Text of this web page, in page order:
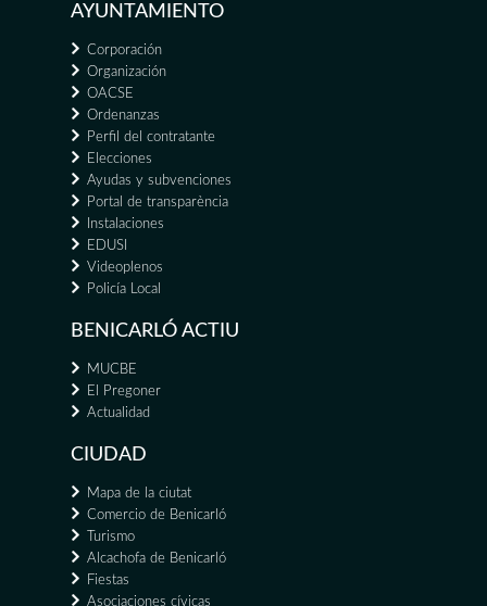
AYUNTAMIENTO
Corporación
Organización
OACSE
Ordenanzas
Perfil del contratante
Elecciones
Ayudas y subvenciones
Portal de transparència
Instalaciones
EDUSI
Videoplenos
Policía Local
BENICARLÓ ACTIU
MUCBE
El Pregoner
Actualidad
CIUDAD
Mapa de la ciutat
Comercio de Benicarló
Turismo
Alcachofa de Benicarló
Fiestas
Asociaciones cívicas